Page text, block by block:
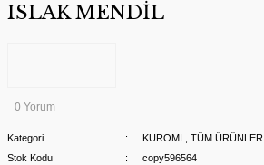
ISLAK MENDİL
0 Yorum
Kategori KUROMI
TÜM ÜRÜNLER
Stok Kodu
copy596564